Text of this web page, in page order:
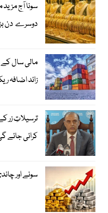
سونا آج
دوسرے دن
زائد اضافہ
ترسیلاتِ زر
کرائی جائے
سونے اور